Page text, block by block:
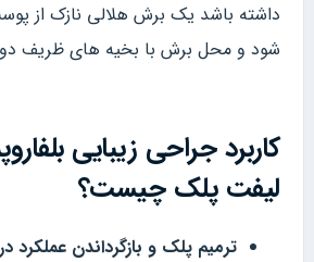
داشته باشد یک برش هلالی نازک از
شود و محل برش با بخیه های ظریف
کاربرد جراحی زیبایی
لیفت پلک چیست؟
ترمیم پلک و بازگرداندن